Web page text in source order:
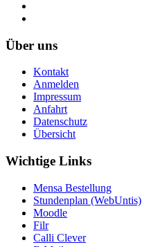
Über uns
Kontakt
Anmelden
Impressum
Anfahrt
Datenschutz
Übersicht
Wichtige Links
Mensa Bestellung
Stundenplan (WebUntis)
Moodle
Filr
Calli Clever